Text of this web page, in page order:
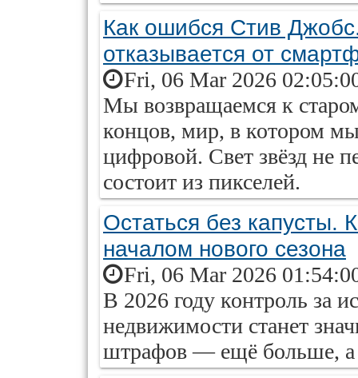
Как ошибся Стив
отказывается от
Fri, 06 Mar 2026
Мы возвращаемся к
концов, мир, в котором
цифровой. Свет звёзд не
состоит из пикселей.
Остаться без капусты.
началом нового сезона
Fri, 06 Mar 2026
В 2026 году контроль за
недвижимости станет
штрафов — ещё больше,